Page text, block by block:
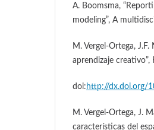
A. Boomsma,
modeling”, A
M. Vergel-Ortega,
aprendizaje
doi: http://dx.doi.org/
M. Vergel-Ortega, J.
características del